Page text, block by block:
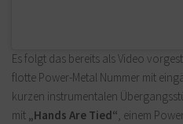
Es folgt das bereits als Video
flotte Power-Metal Nummer mit
kurzen instrumentalen
mit „Hands Are Tied“, einem